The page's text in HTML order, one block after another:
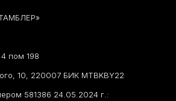
пом 198
10, 220007 БИК MTBKBY22
581386 24.05.2024 г.: